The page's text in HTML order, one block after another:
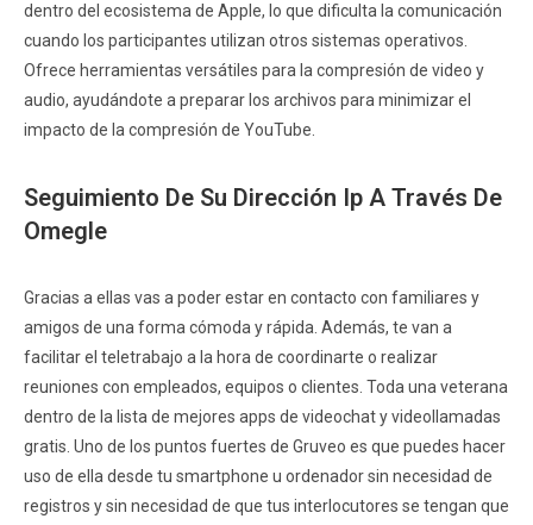
dentro del ecosistema de Apple, lo que dificulta la comunicación
cuando los participantes utilizan otros sistemas operativos.
Ofrece herramientas versátiles para la compresión de video y
audio, ayudándote a preparar los archivos para minimizar el
impacto de la compresión de YouTube.
Seguimiento De Su Dirección Ip A Través De
Omegle
Gracias a ellas vas a poder estar en contacto con familiares y
amigos de una forma cómoda y rápida. Además, te van a
facilitar el teletrabajo a la hora de coordinarte o realizar
reuniones con empleados, equipos o clientes. Toda una veterana
dentro de la lista de mejores apps de videochat y videollamadas
gratis. Uno de los puntos fuertes de Gruveo es que puedes hacer
uso de ella desde tu smartphone u ordenador sin necesidad de
registros y sin necesidad de que tus interlocutores se tengan que